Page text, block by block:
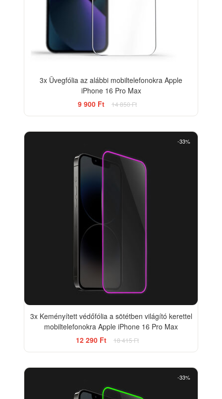
3x Üvegfólia az alábbi mobiltelefonokra Apple
iPhone 16 Pro Max
9 900 Ft
14 850 Ft
-33%
3x Keményített védőfólia a sötétben világító kerettel
mobiltelefonokra Apple iPhone 16 Pro Max
12 290 Ft
18 415 Ft
-33%